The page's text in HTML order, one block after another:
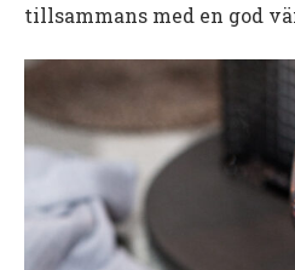
tillsammans med en god